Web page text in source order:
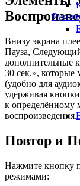
Внизу экрана
Пауза,
дополнительные
30 сек.»,
(удобно для
удерживая
к определённому
воспроизведения.
Повтор и
Нажмите кнопку
режимами: